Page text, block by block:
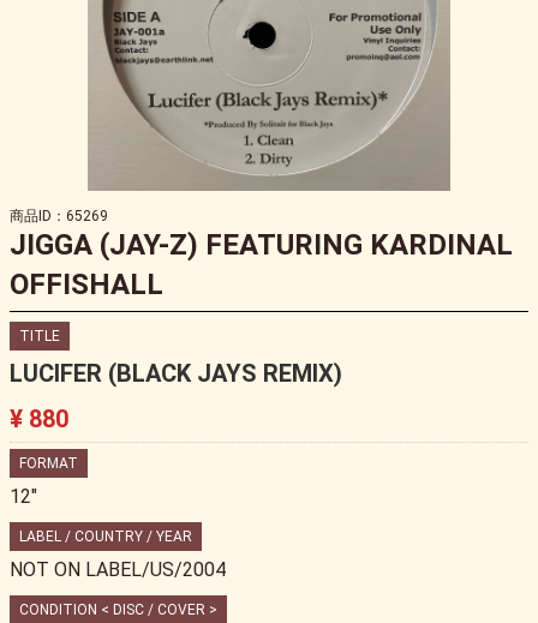
商品ID：65269
JIGGA (JAY-Z) FEATURING KARDINAL
OFFISHALL
TITLE
LUCIFER (BLACK JAYS REMIX)
¥ 880
FORMAT
12"
LABEL / COUNTRY / YEAR
NOT ON LABEL/US/2004
CONDITION < DISC / COVER >